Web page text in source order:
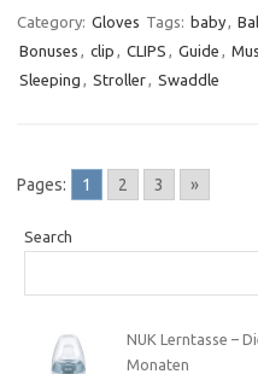
Category: Gloves Tags: baby,
Bonuses , clip , CLIPS , Guide ,
Sleeping , Stroller, Swaddle
Pages: 1 2 3 »
Search
NUK Lerntasse –
Monaten